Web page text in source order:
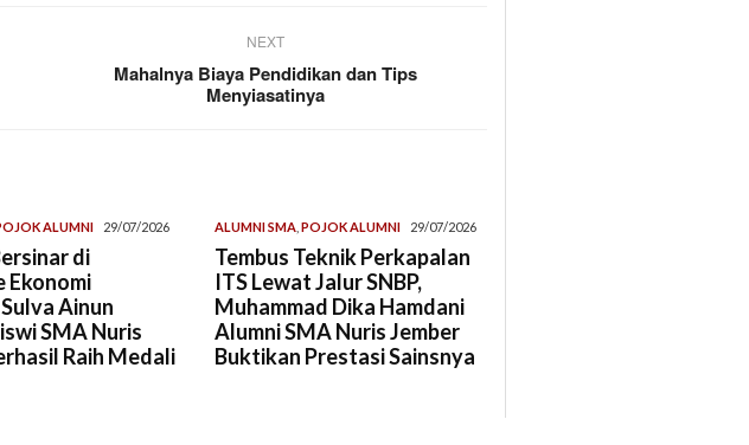
NEXT
Mahalnya Biaya Pendidikan dan Tips
Menyiasatinya
ALUMNI 29/07/2026
di
Ekonomi
Ainun
SMA Nuris
Raih Medali
ALUMNI SMA ,POJOK ALUMNI 29/07/2026
Tembus Teknik Perkapalan
ITS Lewat Jalur SNBP,
Muhammad Dika Hamdani
Alumni SMA Nuris Jember
Buktikan Prestasi Sainsnya